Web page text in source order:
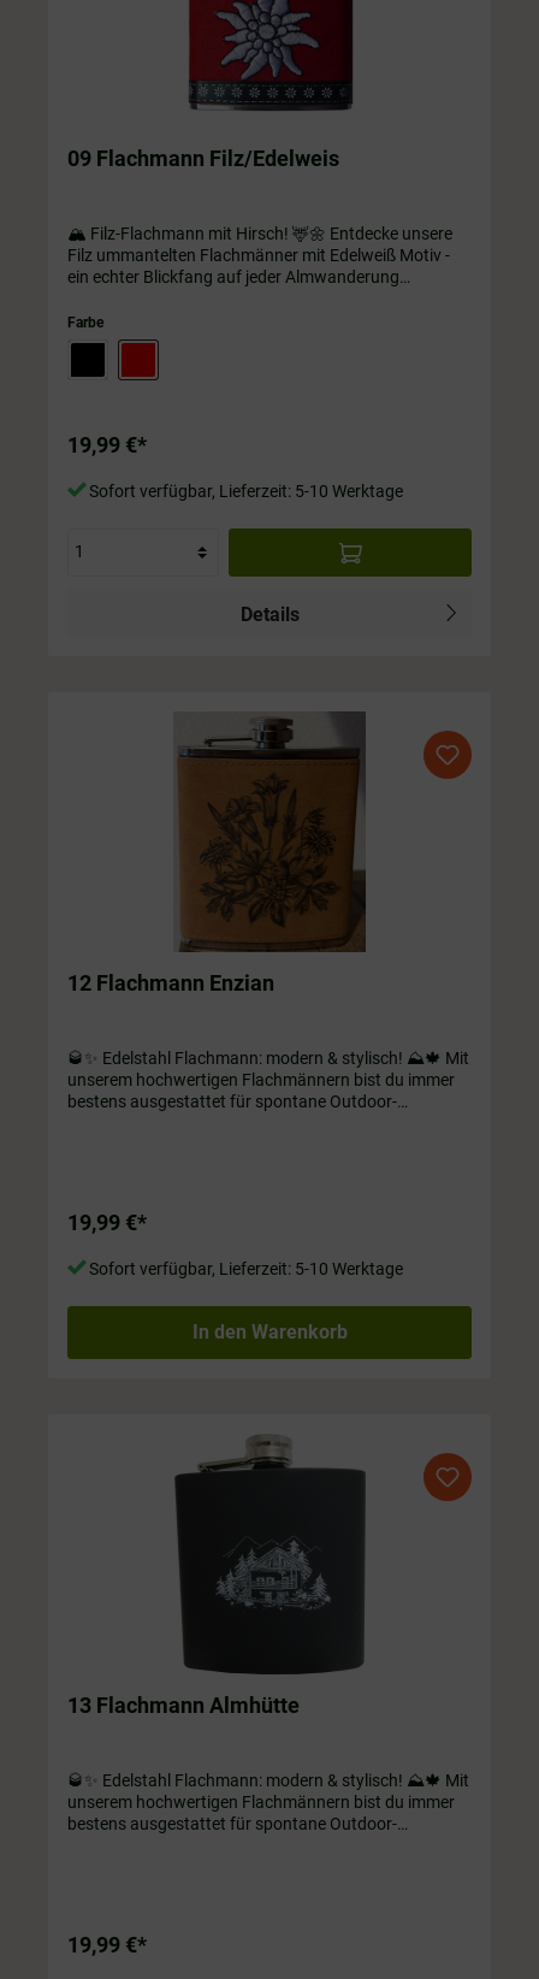
09 Flachmann Filz/Edelweis
🏔️ Filz-Flachmann mit Hirsch! 🦌🌼 Entdecke unsere
Filz ummantelten Flachmänner mit Edelweiß Motiv -
ein echter Blickfang auf jeder Almwanderung
💐 Hol dir jetzt dein traditionelles Accessoire und
genieße deine Drinks in alpinem Ambiente! 🥂🎉
gesticktem Edelweiß. In 2 Farben . Inhalt ca. 180 ml
Farbe
19,99 €*
Sofort verfügbar, Lieferzeit: 5-10 Werktage
Details
12 Flachmann Enzian
🥃✨ Edelstahl Flachmann: modern & stylisch! ⛰️🍁 Mit
unserem hochwertigen Flachmännern bist du immer
bestens ausgestattet für spontane Outdoor-
19,99 €*
Sofort verfügbar, Lieferzeit: 5-10 Werktage
In den Warenkorb
13 Flachmann Almhütte
🥃✨ Edelstahl Flachmann: modern & stylisch! ⛰️🍁 Mit
unserem hochwertigen Flachmännern bist du immer
bestens ausgestattet für spontane Outdoor-
19,99 €*